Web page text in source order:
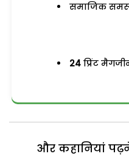
समाजिक
24 प्रिंट
और कहानियां